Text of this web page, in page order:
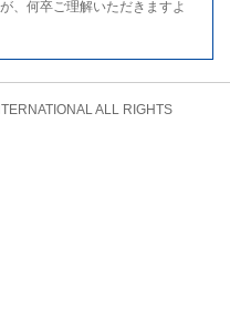
、何卒ご理解いただきますよ